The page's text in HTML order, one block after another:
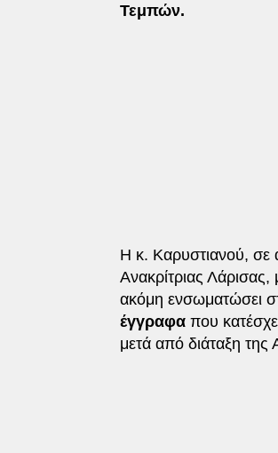
Τεμπών.
Η κ. Καρυστιανού, σε
Ανακρίτριας Λάρισας,
ακόμη ενσωματώσει
έγγραφα που
μετά από διάταξη της